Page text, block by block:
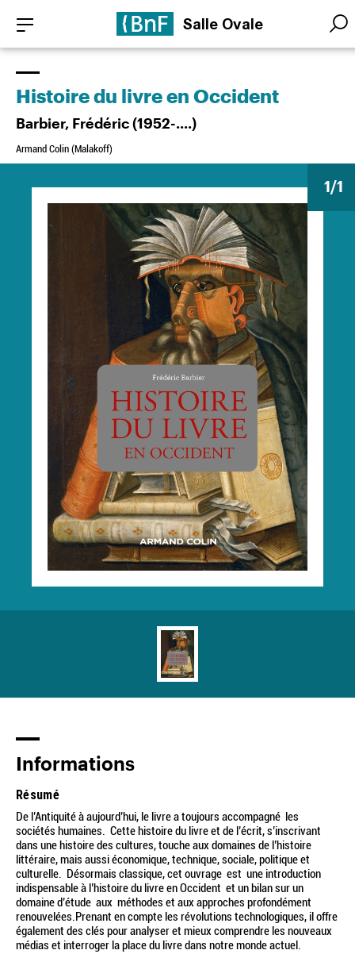
contenu
principal
Salle Ovale
1/1
Histoire du livre en Occident
Barbier, Frédéric (1952-....)
Armand Colin (Malakoff)
Informations
Résumé
De l’Antiquité à aujourd’hui, le livre a toujours accompagné les
sociétés humaines. Cette histoire du livre et de l’écrit, s’inscrivant
dans une histoire des cultures, touche aux domaines de l’histoire
littéraire, mais aussi économique, technique, sociale, politique et
culturelle. Désormais classique, cet ouvrage est une introduction
indispensable à l’histoire du livre en Occident et un bilan sur un
domaine d’étude aux méthodes et aux approches profondément
renouvelées.Prenant en compte les révolutions technologiques, il offre
également des clés pour analyser et mieux comprendre les nouveaux
médias et interroger la place du livre dans notre monde actuel.
Panneau de gestion des cookies